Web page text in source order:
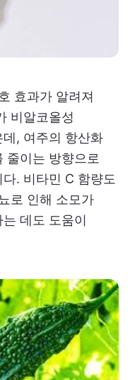
효과가 알려져
비알코올성
, 여주의 항산화
줄이는 방향으로
. 비타민 C 함량도
로 인해 소모가
데도 도움이